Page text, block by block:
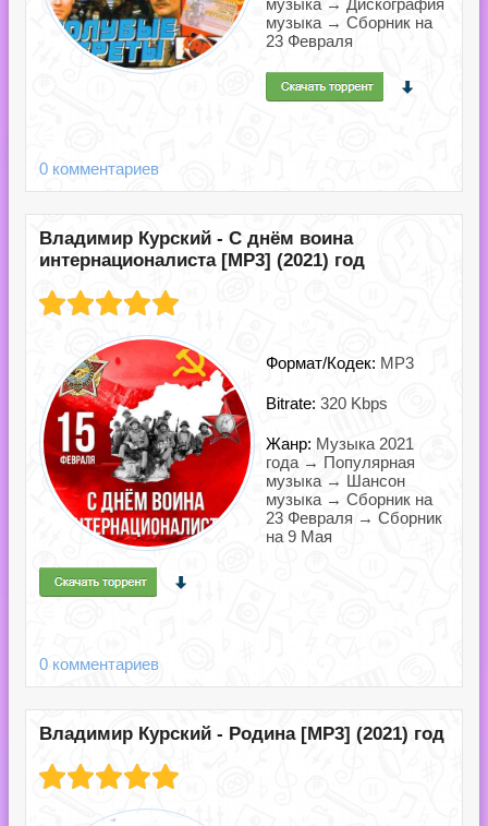
музыка → Дискография
музыка → Сборник на
23 Февраля
0 комментариев
Владимир Курский - С днём воина
интернационалиста [MP3] (2021) год
Формат/Кодек: MP3
Bitrate: 320 Kbps
Жанр: Музыка 2021
года → Популярная
музыка → Шансон
музыка → Сборник на
23 Февраля → Сборник
на 9 Мая
0 комментариев
Владимир Курский - Родина [MP3] (2021) год